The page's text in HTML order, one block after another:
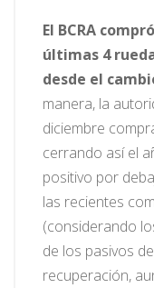
El BCRA
últimas 4
desde el
manera, la
diciembre
cerrando así el
positivo por
las recientes
(considerando
de los pasivos
recuperación,